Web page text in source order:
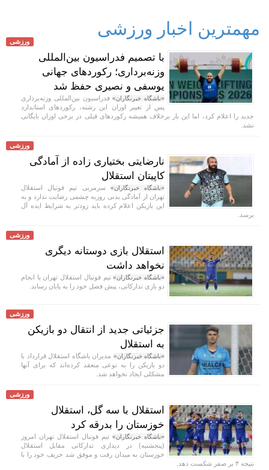
مهمترین اخبار ورزشی
ورزشی
با تصمیم فدراسیون بین‌المللی
وزنه‌برداری؛ رکورد‌های جهانی
یوسفی و نصیری حفظ شد
«باشگاه خبرنگاران»فدراسیون بین‌المللی وزنه‌برداری
پس از تغییر اوزان این رشته، رکورد‌های استاندارد
جدید را اعلام کرد، اما این بار برخلاف همیشه رکورد‌های قبلی در برخی اوزان بایگانی
نشد.
ورزشی
نارضایتی بختیاری زاده از آمادگی
کاپیتان استقلال
«باشگاه خبرنگاران» سرمربی تیم فوتبال استقلال
تهران از آمادگی بدنی روزبه چشمی رضایت ندارد و به
این بازیکن اعلام کرده باید زودتر به شرایط ایده آل
برسد.
ورزشی
استقلال بازی دوستانه دیگری
نخواهد داشت
«باشگاه خبرنگاران»تیم فوتبال استقلال تهران با انجام
دو بازی تدارکاتی، پیش فصل خود را به پایان رساند.
ورزشی
جزئیاتی جدید از انتقال دو بازیکن
به استقلال
«باشگاه خبرنگاران» مدیران باشگاه استقلال قرارداد با
دو بازیکن را به نوعی منعقد کرده‌اند که برای آنها
مشکلی ایجاد نخواهد شد.
ورزشی
استقلال با سه گل، استقلال
خوزستان را بدرقه کرد
«باشگاه خبرنگاران» تیم فوتبال استقلال تهران امروز
(پنجشنبه) در دیداری تدارکاتی مقابل استقلال
خوزستان به میدان رفت و موفق شد حریف خود را با
نتیجه ۳ بر صفر شکست دهد.